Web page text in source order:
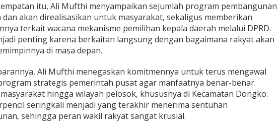
D
t
i
n
g
a
l
k
a
n
itu, Ali Mufthi menyampaikan sejumlah program pembangunan
dan akan direalisasikan untuk masyarakat, sekaligus memberikan
terkait wacana mekanisme pemilihan kepala daerah melalui DPRD.
penting karena berkaitan langsung dengan bagaimana rakyat akan
di masa depan.
Ali Mufthi menegaskan komitmennya untuk terus mengawal
strategis pemerintah pusat agar manfaatnya benar-benar
hingga wilayah pelosok, khususnya di Kecamatan Dongko.
seringkali menjadi yang terakhir menerima sentuhan
sehingga peran wakil rakyat sangat krusial.